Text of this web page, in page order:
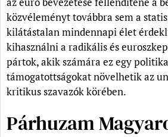
közvéleményt továbbra sem a
kilátástalan mindennapi élet
kihasználni a radikális és
pártok, akik számára ez egy
támogatottságokat növelhetik az
kritikus szavazók körében.
Párhuzam